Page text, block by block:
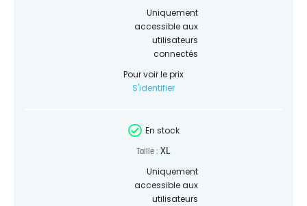
Uniquement
accessible aux
utilisateurs
connectés
Pour voir le prix
S'identifier
En stock
Taille : XL
Uniquement
accessible aux
utilisateurs